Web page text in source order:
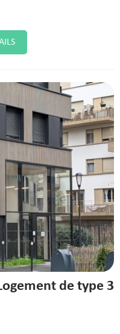
de type 3